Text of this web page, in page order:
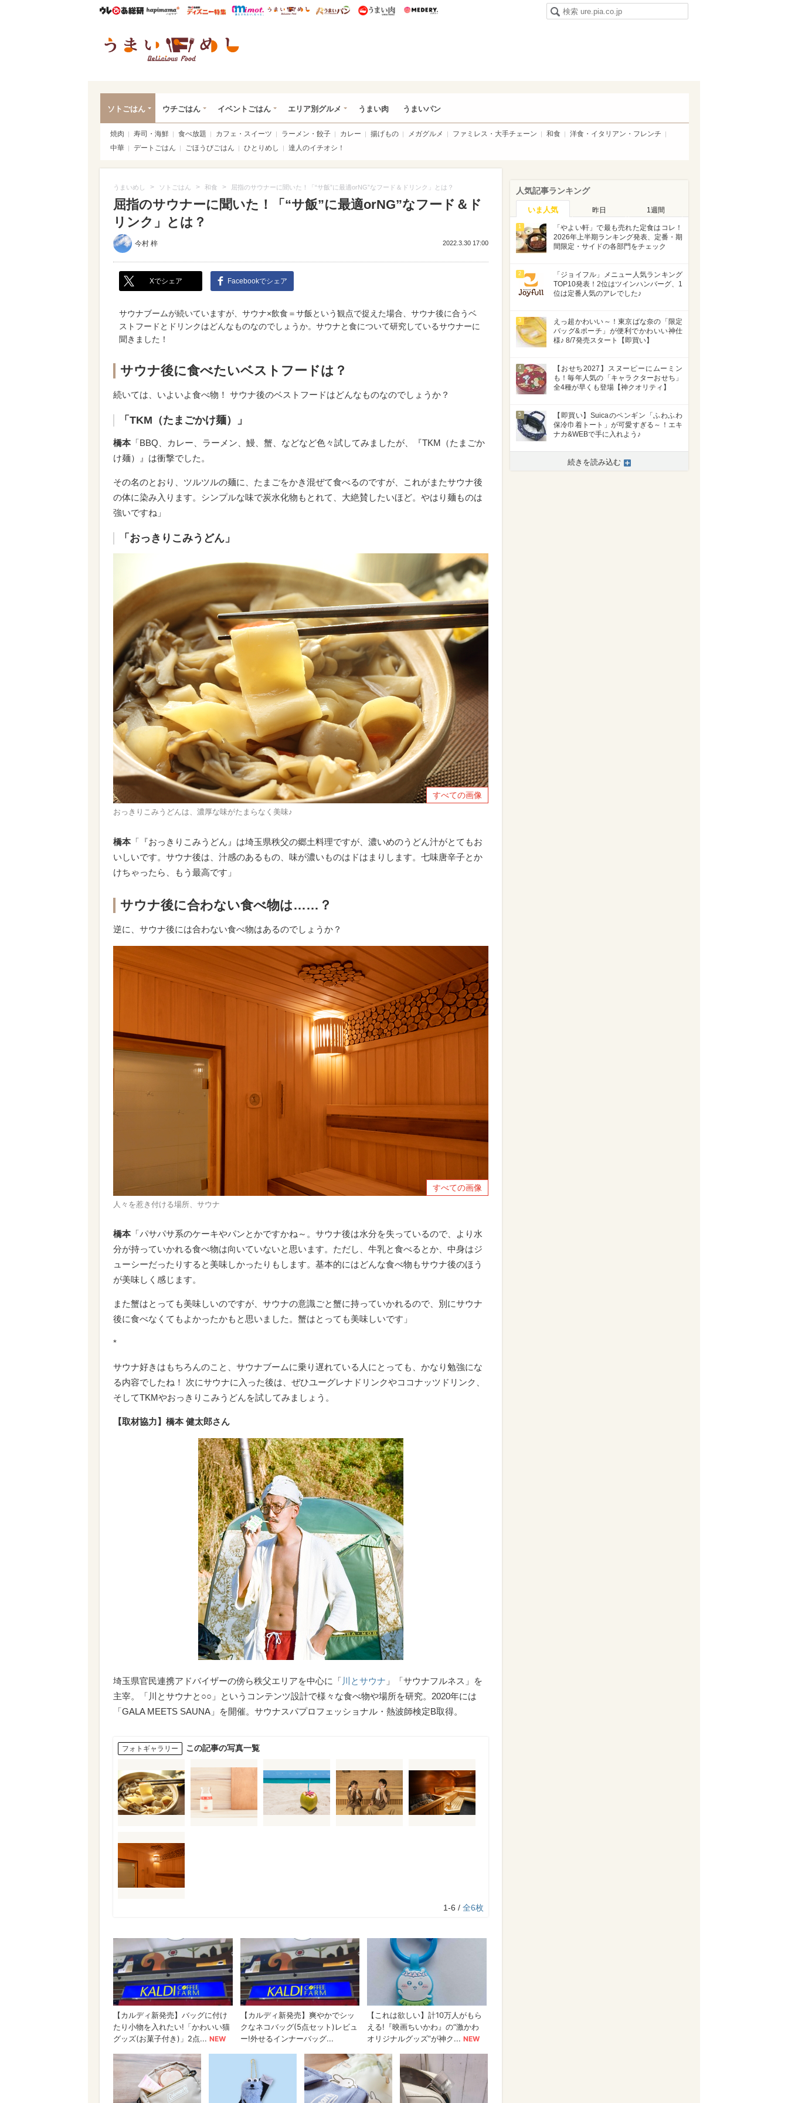
ウレぴあ総研ハピママ* ウレぴあ総研 ディズニー特集
mimot. うまいめし うまいパン うまい肉
ソトごはん ウチごはん イベントごはん エリア別グルメ うまい肉 うまいパン
焼肉 寿司・海鮮 食べ放題 カフェ・スイーツ ラーメン・餃子 カレー 揚げもの メガグルメ ファミレス・大手チェーン 和食
洋食・イタリアン・フレンチ
中華
デートごはん ごほうびごはん ひとりめし 達人のイチオシ！
うまいめし > ソトごはん > 和食 > 屈指のサウナーに聞いた！「“サ飯”に最適orNG”なフード＆ドリンク」とは？
屈指のサウナーに聞いた！「“サ飯”に最適orNG”なフード＆ド
リンク」とは？
今村 梓 2022.3.30 17:00
Xでシェア Facebookでシェア
サウナブームが続いていますが、サウナ×飲食＝サ飯という観点で捉えた場合、サウナ後に合うベ
ストフードとドリンクはどんなものなのでしょうか。サウナと食について研究しているサウナーに
聞きました！
サウナ後に食べたいベストフードは？
続いては、いよいよ食べ物！ サウナ後のベストフードはどんなものなのでしょうか？
「TKM（たまごかけ麺）」
橋本「BBQ、カレー、ラーメン、鰻、蟹、などなど色々試してみましたが、『TKM（たまごか
け麺）』は衝撃でした。
その名のとおり、ツルツルの麺に、たまごをかき混ぜて食べるのですが、これがまたサウナ後
の体に染み入ります。シンプルな味で炭水化物もとれて、大絶賛したいほど。やはり麺ものは
強いですね」
「おっきりこみうどん」
すべての画像
おっきりこみうどんは、濃厚な味がたまらなく美味♪
橋本「『おっきりこみうどん』は埼玉県秩父の郷土料理ですが、濃いめのうどん汁がとてもお
いしいです。サウナ後は、汁感のあるもの、味が濃いものはドはまりします。七味唐辛子とか
けちゃったら、もう最高です」
サウナ後に合わない食べ物は……？
逆に、サウナ後には合わない食べ物はあるのでしょうか？
すべての画像
人々を惹き付ける場所、サウナ
橋本「パサパサ系のケーキやパンとかですかね～。サウナ後は水分を失っているので、より水
分が持っていかれる食べ物は向いていないと思います。ただし、牛乳と食べるとか、中身はジ
ューシーだったりすると美味しかったりもします。基本的にはどんな食べ物もサウナ後のほう
が美味しく感じます。
また蟹はとっても美味しいのですが、サウナの意識ごと蟹に持っていかれるので、別にサウナ
後に食べなくてもよかったかもと思いました。蟹はとっても美味しいです」
*
サウナ好きはもちろんのこと、サウナブームに乗り遅れている人にとっても、かなり勉強にな
る内容でしたね！ 次にサウナに入った後は、ぜひユーグレナドリンクやココナッツドリンク、
そしてTKMやおっきりこみうどんを試してみましょう。
【取材協力】橋本 健太郎さん
埼玉県官民連携アドバイザーの傍ら秩父エリアを中心に「 川とサウナ 」「サウナフルネス」を
主宰。「川とサウナと○○」というコンテンツ設計で様々な食べ物や場所を研究。2020年には
「GALA MEETS SAUNA」を開催。サウナスパプロフェッショナル・熱波師検定B取得。
フォトギャラリー この記事の写真一覧
1-6 / 全6枚
人気記事ランキング
いま人気 昨日 1週間
1
「やよい軒」で最も売れた定食はコレ！
2026年上半期ランキング発表、定番・期
間限定・サイドの各部門をチェック
2
「ジョイフル」メニュー人気ランキング
TOP10発表！2位はツインハンバーグ、1
位は定番人気のアレでした♪
3
えっ超かわいい～！東京ばな奈の「限定
バッグ&ポーチ」が便利でかわいい神仕
様♪ 8/7発売スタート【即買い】
4
【おせち2027】スヌーピーにムーミン
も！毎年人気の「キャラクターおせち」
全4種が早くも登場【神クオリティ】
5
【即買い】Suicaのペンギン「ふわふわ
保冷巾着トート」が可愛すぎる～！エキ
ナカ&WEBで手に入れよう♪
続きを読み込む